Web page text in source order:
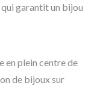
garantit un bijou
en plein centre de
de bijoux sur